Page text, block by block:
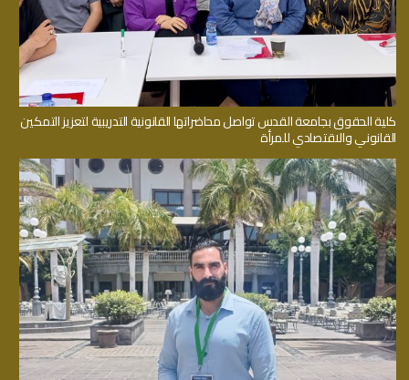
كلية الحقوق بجامعة القدس تواصل محاضراتها القانونية التدريبية لتعزيز التمكين
القانوني والاقتصادي للمرأة